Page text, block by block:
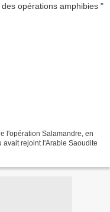
l'opération Salamandre, en
rejoint l'Arabie Saoudite